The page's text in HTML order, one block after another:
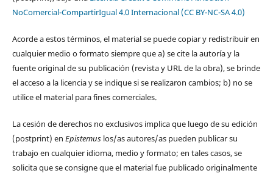
NoComercial-CompartirIgual 4.0 Internacional (CC BY-NC-SA 4.0)
Acorde a estos términos, el material se puede copiar y redistribuir en
cualquier medio o formato siempre que a) se cite la autoría y la
fuente original de su publicación (revista y URL de la obra), se brinde
el acceso a la licencia y se indique si se realizaron cambios; b) no se
utilice el material para fines comerciales.
La cesión de derechos no exclusivos implica que luego de su edición
(postprint) en Epistemuslos/as autores/as pueden publicar su
trabajo en cualquier idioma, medio y formato; en tales casos, se
solicita que se consigne que el material fue publicado originalmente